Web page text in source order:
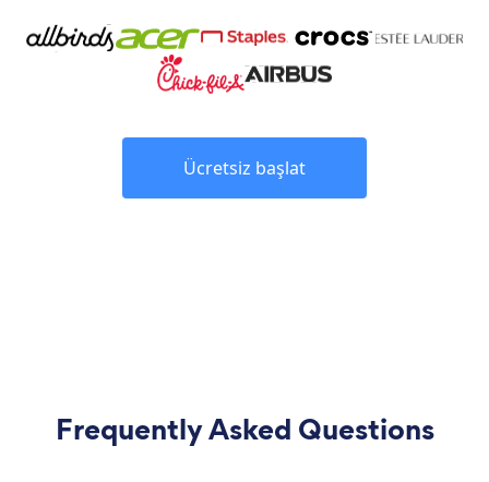
Ücretsiz başlat
Frequently Asked Questions